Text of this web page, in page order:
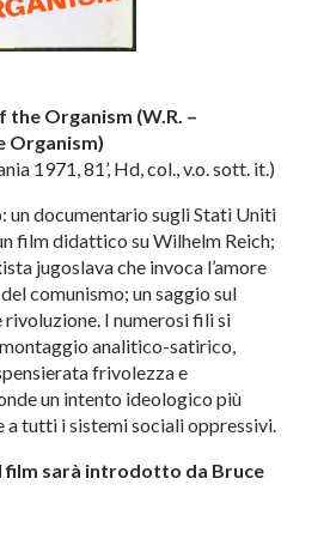
the Organism (W.R. –
Organism)
1971, 81’, Hd, col., v.o. sott. it.)
un documentario sugli Stati Uniti
film didattico su Wilhelm Reich;
jugoslava che invoca l’amore
comunismo; un saggio sul
I numerosi fili si
analitico-satirico,
frivolezza e
un intento ideologico più
a tutti i sistemi sociali oppressivi.
film sarà introdotto da Bruce